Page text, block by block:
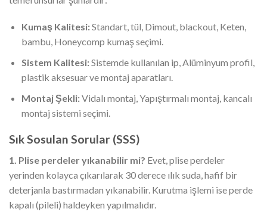
Kumaş Kalitesi:Standart, tül, Dimout, blackout, Keten,
bambu, Honeycomp kumaş seçimi.
Sistem Kalitesi:Sistemde kullanılan ip, Alüminyum profil,
plastik aksesuar ve montaj aparatları.
Montaj Şekli:Vidalı montaj, Yapıştırmalı montaj, kancalı
montaj sistemi seçimi.
Sık Sosulan Sorular (SSS)
1. Plise perdeler yıkanabilir mi? Evet, plise perdeler
yerinden kolayca çıkarılarak 30 derece ılık suda, hafif bir
deterjanla bastırmadan yıkanabilir. Kurutma işlemi ise perde
kapalı (pileli) haldeyken yapılmalıdır.